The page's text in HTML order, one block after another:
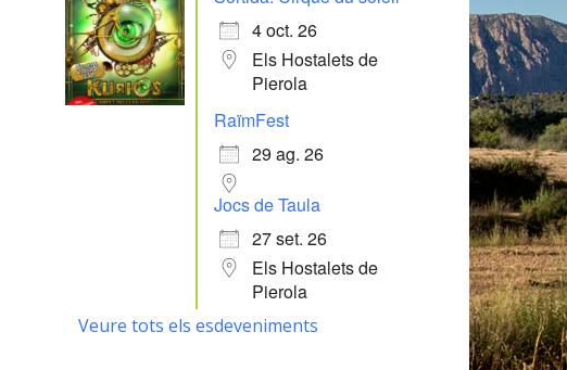
4 oct. 26
Els Hostalets de
Pierola
RaïmFest
29 ag. 26
Jocs de Taula
27 set. 26
Els Hostalets de
Pierola
Veure tots els esdeveniments